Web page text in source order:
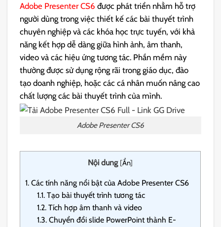
Adobe Presenter CS6 được phát triển nhằm hỗ trợ
người dùng trong việc thiết kế các bài thuyết trình
chuyên nghiệp và các khóa học trực tuyến, với khả
năng kết hợp dễ dàng giữa hình ảnh, âm thanh,
video và các hiệu ứng tương tác. Phần mềm này
thường được sử dụng rộng rãi trong giáo dục, đào
tạo doanh nghiệp, hoặc các cá nhân muốn nâng cao
chất lượng các bài thuyết trình của mình.
Adobe Presenter CS6
Nội dung [Ẩn]
1. Các tính năng nổi bật của Adobe Presenter CS6
1.1. Tạo bài thuyết trình tương tác
1.2. Tích hợp âm thanh và video
1.3. Chuyển đổi slide PowerPoint thành E-